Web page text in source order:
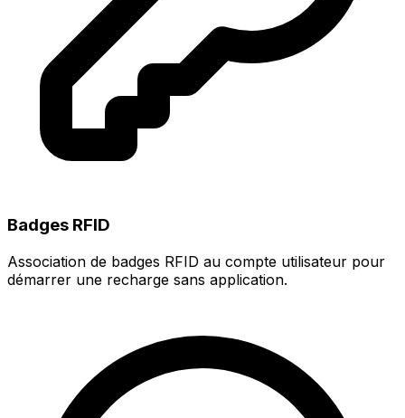
Badges RFID
Association de badges RFID au compte utilisateur pour
démarrer une recharge sans application.